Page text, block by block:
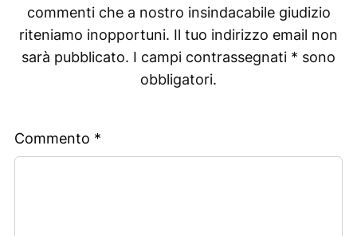
commenti che a nostro insindacabile giudizio
riteniamo inopportuni. Il tuo indirizzo email non
sarà pubblicato. I campi contrassegnati * sono
obbligatori.
Commento *